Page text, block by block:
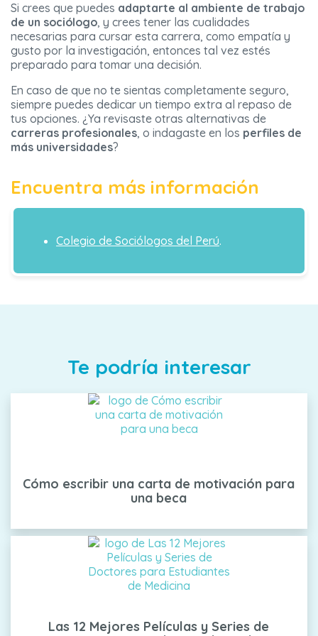
Si crees que puedes adaptarte al ambiente de trabajo
de un sociólogo, y crees tener las cualidades
necesarias para cursar esta carrera, como empatía y
gusto por la investigación, entonces tal vez estés
preparado para tomar una decisión.
En caso de que no te sientas completamente seguro,
siempre puedes dedicar un tiempo extra al repaso de
tus opciones. ¿Ya revisaste otras alternativas de
carreras profesionales, o indagaste en los perfiles de
más universidades?
Encuentra más información
Colegio de Sociólogos del Perú.
Te podría interesar
Cómo escribir una carta de motivación para
una beca
Las 12 Mejores Películas y Series de